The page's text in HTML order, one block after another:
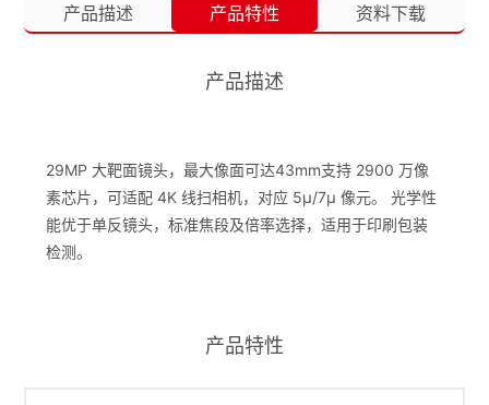
产品描述 产品特性 资料下载
产品描述
29MP 大靶面镜头，最大像面可达43mm支持 2900 万像
素芯片，可适配 4K 线扫相机，对应 5μ/7μ 像元。 光学性
能优于单反镜头，标准焦段及倍率选择，适用于印刷包装
检测。
产品特性